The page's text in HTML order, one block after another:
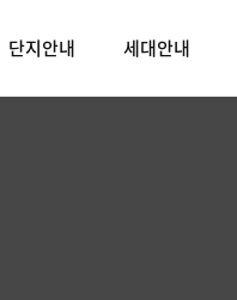
단지안내 세대안내